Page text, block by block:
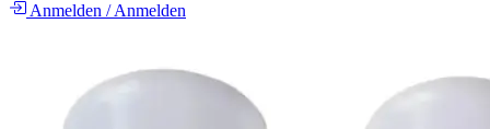
Anmelden /Anmelden